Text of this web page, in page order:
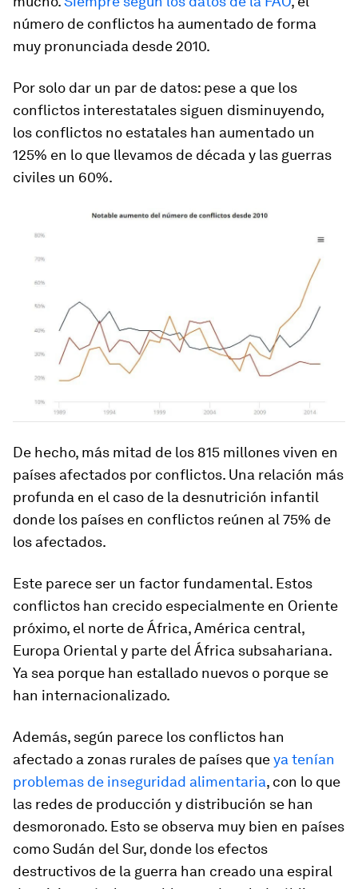
número de conflictos ha aumentado de forma
muy pronunciada desde 2010.
Por solo dar un par de datos: pese a que los
conflictos interestatales siguen disminuyendo,
los conflictos no estatales han aumentado un
125% en lo que llevamos de década y las guerras
civiles un 60%.
De hecho, más mitad de los 815 millones viven en
países afectados por conflictos. Una relación más
profunda en el caso de la desnutrición infantil
donde los países en conflictos reúnen al 75% de
los afectados.
Este parece ser un factor fundamental. Estos
conflictos han crecido especialmente en Oriente
próximo, el norte de África, América central,
Europa Oriental y parte del África subsahariana.
Ya sea porque han estallado nuevos o porque se
han internacionalizado.
Además, según parece los conflictos han
afectado a zonas rurales de países queya tenían
problemas de inseguridad alimentaria, con lo que
las redes de producción y distribución se han
desmoronado. Esto se observa muy bien en países
como Sudán del Sur, donde los efectos
destructivos de la guerra han creado una espiral